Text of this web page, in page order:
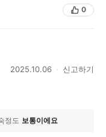
0
2025.10.06 신고하기
정도 보통이에요